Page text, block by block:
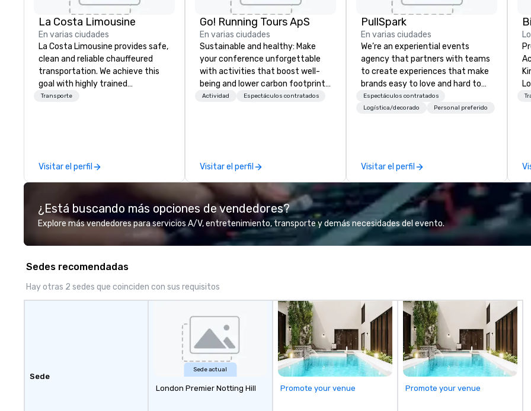
La Costa Limousine
En varias ciudades
La Costa Limousine provides safe,
clean and reliable chauffeured
transportation. We achieve this
goal with highly trained
chauffeurs, the newest vehicles
perfectly maintained fleet of late
model luxury vehicles to the
professional team of chauffeurs
and support staff; you will know
Costa Limousine.
Transporte
Visitar el perfil
Go! Running Tours ApS
En varias ciudades
Sustainable and healthy: Make
your conference unforgettable
with activities that boost well-
being and lower carbon footprints.
Explore the world on the run with
Actividad Espectáculos contratados
Visitar el perfil
PullSpark
En varias ciudades
We’re an experiential events
agency that partners with teams
to create experiences that make
brands easy to love and hard to
forget. Most companies already
know what makes them easy to
Espectáculos contratados
Logística/decorado
Personal preferido
Visitar el perfil
6
¿Está buscando más opciones de vendedores?
Explore más vendedores para servicios A/V, entretenimiento, transporte y demás necesidades del evento.
Sedes recomendadas
Hay otras 2 sedes que coinciden con sus requisitos
Sede
Sede actual
London Premier Notting Hill Promote your venue Promote your venue